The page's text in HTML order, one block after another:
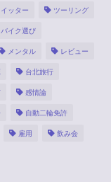
イッター ツーリング
バイク選び
メンタル レビュー
台北旅行
感情論
自動二輪免許
雇用 飲み会